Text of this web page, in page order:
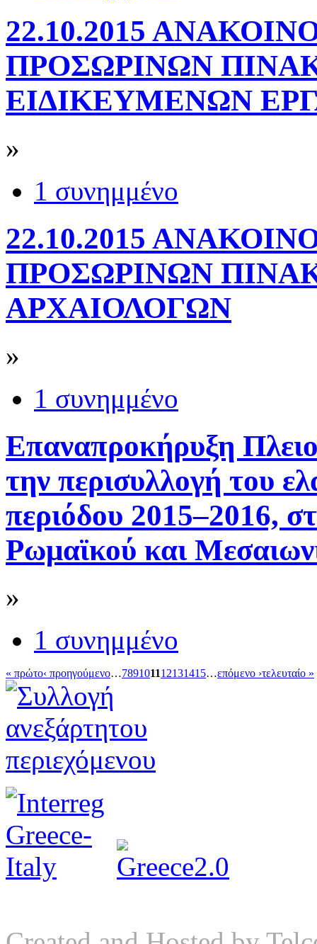
22.10.2015
ΠΡΟΣΩΡΙΝΩΝ
ΕΙΔΙΚΕΥΜΕΝΩΝ
»
1 συνημμένο
22.10.2015
ΠΡΟΣΩΡΙΝΩΝ
ΑΡΧΑΙΟΛΟΓΩΝ
»
1 συνημμένο
Επαναπροκήρυξη
την περισυλλογή του
περιόδου 2015–2016,
Ρωμαϊκού και
»
1 συνημμένο
« πρώτο‹ προηγούμενο…789101112131415…επόμενο ›τελευταίο »